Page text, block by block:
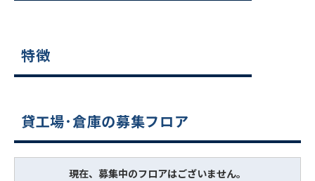
特徴
貸工場･倉庫の募集フロア
現在、募集中のフロアはございません。